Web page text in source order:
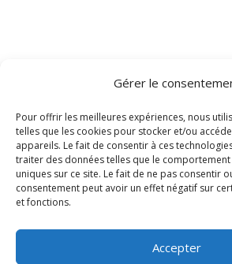
Gérer le
Pour offrir les meilleures expériences, nous
telles que les cookies pour stocker et/ou
appareils. Le fait de consentir à ces
traiter des données telles que le
uniques sur ce site. Le fait de ne pas consentir
consentement peut avoir un effet négatif sur
et fonctions.
Accepter
Modalités de
tarifaire des services